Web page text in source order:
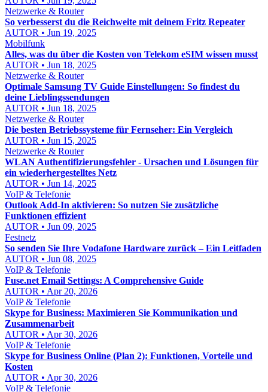
Netzwerke & Router
So verbesserst du die Reichweite mit deinem Fritz Repeater
AUTOR • Jun 19, 2025
Mobilfunk
Alles, was du über die Kosten von Telekom eSIM wissen musst
AUTOR • Jun 18, 2025
Netzwerke & Router
Optimale Samsung TV Guide Einstellungen: So findest du
deine Lieblingssendungen
AUTOR • Jun 18, 2025
Netzwerke & Router
Die besten Betriebssysteme für Fernseher: Ein Vergleich
AUTOR • Jun 15, 2025
Netzwerke & Router
WLAN Authentifizierungsfehler - Ursachen und Lösungen für
ein wiederhergestelltes Netz
AUTOR • Jun 14, 2025
VoIP & Telefonie
Outlook Add-In aktivieren: So nutzen Sie zusätzliche
Funktionen effizient
AUTOR • Jun 09, 2025
Festnetz
So senden Sie Ihre Vodafone Hardware zurück – Ein Leitfaden
AUTOR • Jun 08, 2025
VoIP & Telefonie
Fuse.net Email Settings: A Comprehensive Guide
AUTOR • Apr 20, 2026
VoIP & Telefonie
Skype for Business: Maximieren Sie Kommunikation und
Zusammenarbeit
AUTOR • Apr 30, 2026
VoIP & Telefonie
Skype for Business Online (Plan 2): Funktionen, Vorteile und
Kosten
AUTOR • Apr 30, 2026
VoIP & Telefonie